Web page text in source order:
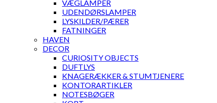
VÆGLAMPER
UDENDØRSLAMPER
LYSKILDER/PÆRER
FATNINGER
HAVEN
DECOR
CURIOSITY OBJECTS
DUFTLYS
KNAGERÆKKER & STUMTJENERE
KONTORARTIKLER
NOTESBØGER